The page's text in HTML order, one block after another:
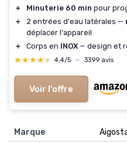
＋
Minuterie 60 min pour
＋
2 entrées d'eau latérales —
déplacer l'appareil
＋
Corps en INOX— design et
★★★★★
★★★★★ 4,4/5 — 3399 avis
Voir l'offre
Marque